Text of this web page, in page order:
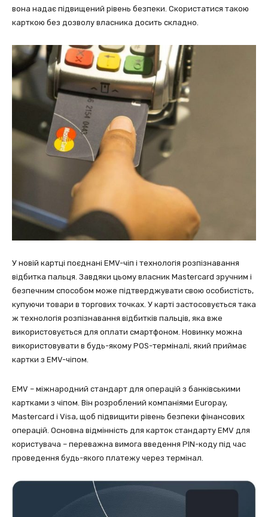
вона надає підвищений рівень безпеки. Скористатися такою
карткою без дозволу власника досить складно.
У новій картці поєднані EMV-чіп і технологія розпізнавання
відбитка пальця. Завдяки цьому власник Mastercard зручним і
безпечним способом може підтверджувати свою особистість,
купуючи товари в торгових точках. У карті застосовується така
ж технологія розпізнавання відбитків пальців, яка вже
використовується для оплати смартфоном. Новинку можна
використовувати в будь-якому POS-терміналі, який приймає
картки з EMV-чіпом.
EMV – міжнародний стандарт для операцій з банківськими
картками з чіпом. Він розроблений компаніями Europay,
Mastercard і Visa, щоб підвищити рівень безпеки фінансових
операцій. Основна відмінність для карток стандарту EMV для
користувача – переважна вимога введення PIN-коду під час
проведення будь-якого платежу через термінал.